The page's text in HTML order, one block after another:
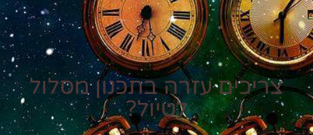
צריכים עזרה בתכנון מסלול
לטיול?